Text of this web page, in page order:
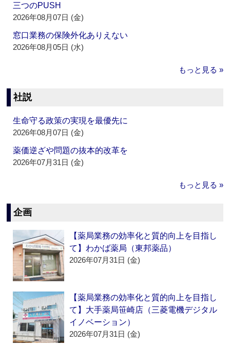
三つのPUSH
2026年08月07日 (金)
窓口業務の保険外化ありえない
2026年08月05日 (水)
もっと見る »
社説
生命守る政策の実現を最優先に
2026年08月07日 (金)
薬価逆ざや問題の抜本的改革を
2026年07月31日 (金)
もっと見る »
企画
【薬局業務の効率化と質的向上を目指し
て】わかば薬局（東邦薬品）
2026年07月31日 (金)
【薬局業務の効率化と質的向上を目指し
て】大手薬局笹崎店（三菱電機デジタル
イノベーション）
2026年07月31日 (金)